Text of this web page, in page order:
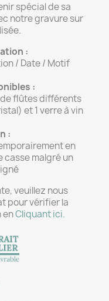
spécial de sa
notre gravure sur
:
/ Date / Motif
:
flûtes différents
et 1 verre à vin
:
en
casse malgré un
veuillez nous
pour vérifier la
enCliquant ici.